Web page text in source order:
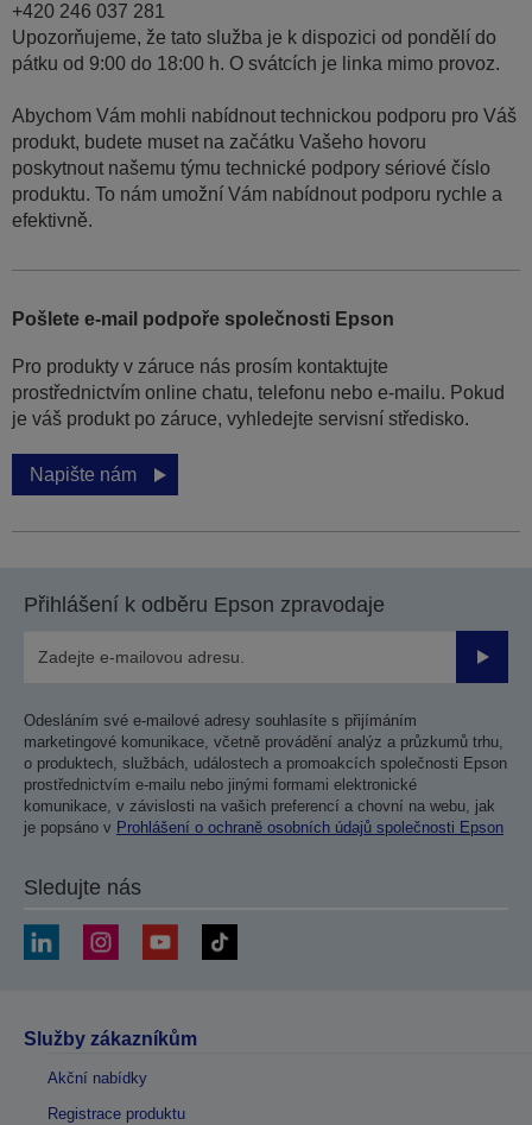
+420 246 037 281
Upozorňujeme, že tato služba je k dispozici od pondělí do
pátku od 9:00 do 18:00 h. O svátcích je linka mimo provoz.
Abychom Vám mohli nabídnout technickou podporu pro Váš
produkt, budete muset na začátku Vašeho hovoru
poskytnout našemu týmu technické podpory sériové číslo
produktu. To nám umožní Vám nabídnout podporu rychle a
efektivně.
Pošlete e-mail podpoře společnosti Epson
Pro produkty v záruce nás prosím kontaktujte
prostřednictvím online chatu, telefonu nebo e-mailu. Pokud
je váš produkt po záruce, vyhledejte servisní středisko.
Napište nám
Přihlášení k odběru Epson zpravodaje
Odesláním své e-mailové adresy souhlasíte s přijímáním
marketingové komunikace, včetně provádění analýz a průzkumů trhu,
o produktech, službách, událostech a promoakcích společnosti Epson
prostřednictvím e-mailu nebo jinými formami elektronické
komunikace, v závislosti na vašich preferencí a chovní na webu, jak
je popsáno v Prohlášení o ochraně osobních údajů společnosti Epson
Sledujte nás
Služby zákazníkům
Akční nabídky
Registrace produktu